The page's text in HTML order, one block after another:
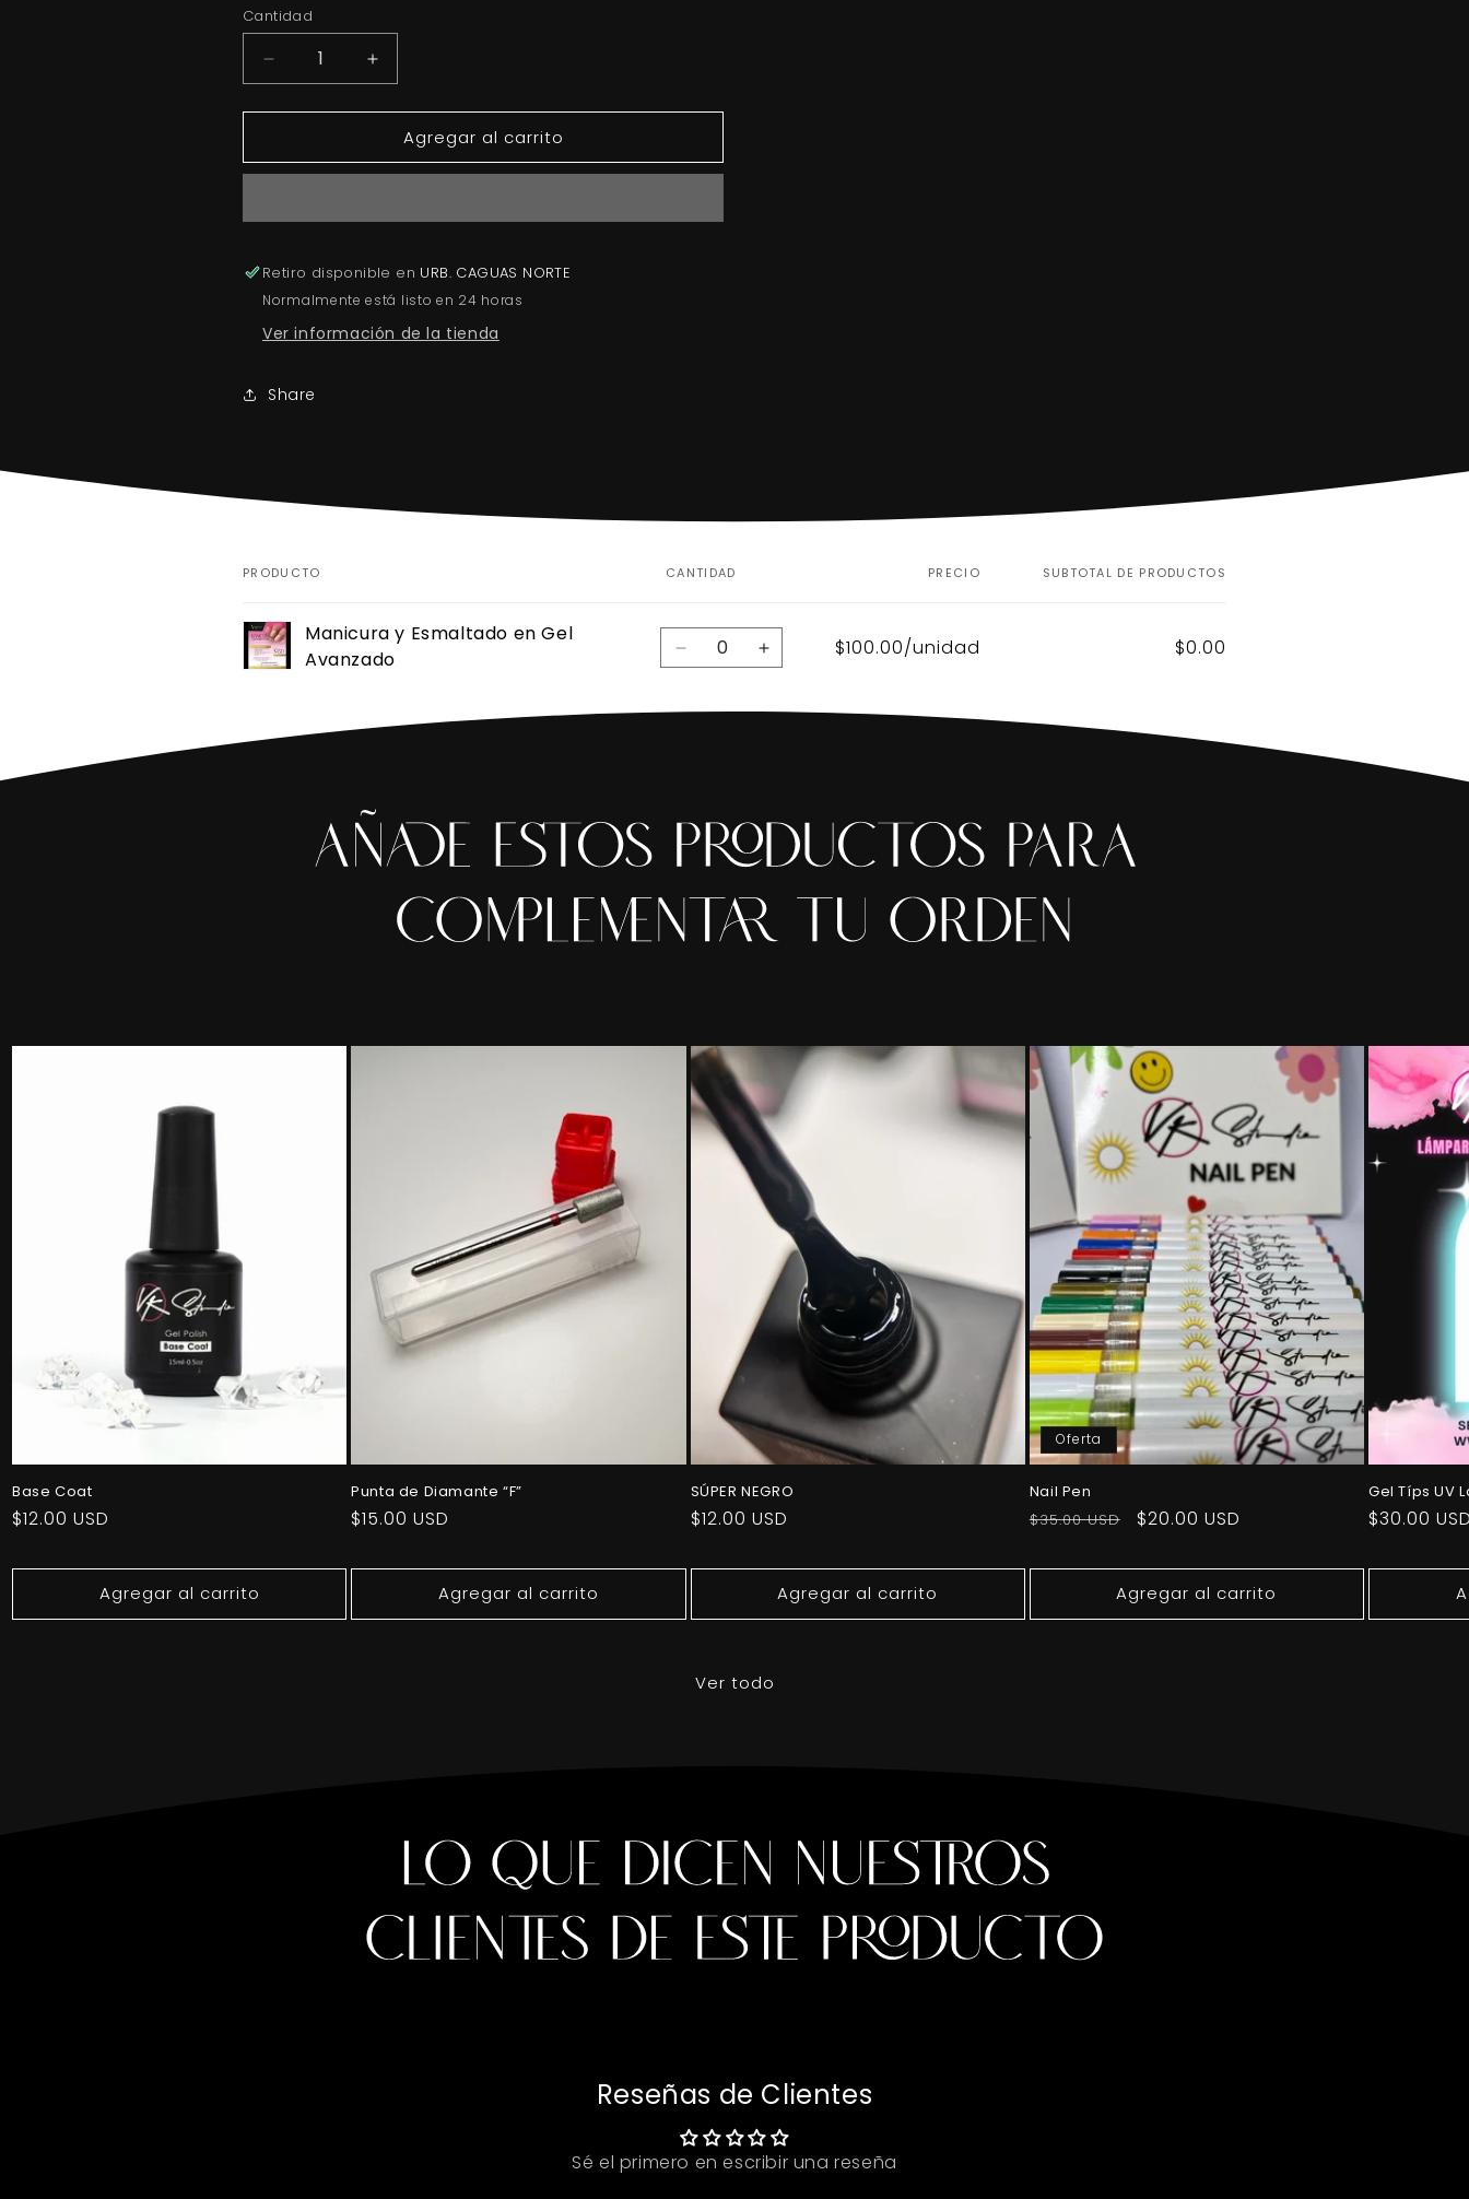
Cantidad
Reducir
cantidad
para
y
Gel
Aumentar
cantidad
para
Manicura
y
Gel
Agregar al carrito
Retiro disponible en URB. CAGUAS NORTE
Normalmente está listo en 24 horas
Ver información de la tienda
Share
Tu
carrito
PRODUCTO CANTIDAD PRECIO SUBTOTAL DE PRODUCTOS
Manicura y Esmaltado en Gel
Avanzado
Cantidad
Reducir
Aumentar$100.00/unidad $0.00
Cargando...
Base Coat
Precio
$12.00 USD
Agregar al carrito
Punta de Diamante “F”
Precio
$15.00 USD
Agregar al carrito
SÚPER NEGRO
Precio
$12.00 USD
Agregar al carrito
Oferta
Nail Pen
Precio
$35.00 USD
Precio
oferta
$20.00 USD
Agregar al carrito
Gel Típs UV
Precio
$30.00
Ver todo
Reseñas de Clientes
Sé el primero en escribir una reseña